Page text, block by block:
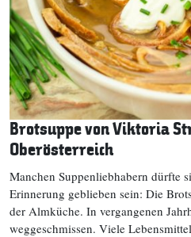
Brotsuppe von Viktoria
Oberösterreich
Manchen Suppenliebhabern dürfte
Erinnerung geblieben sein: Die
der Almküche. In vergangenen
weggeschmissen. Viele